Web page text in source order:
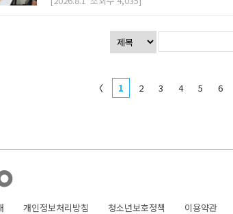
〈 1 2 3 4 5 6
개인정보처리방침 청소년보호정책 이용약관